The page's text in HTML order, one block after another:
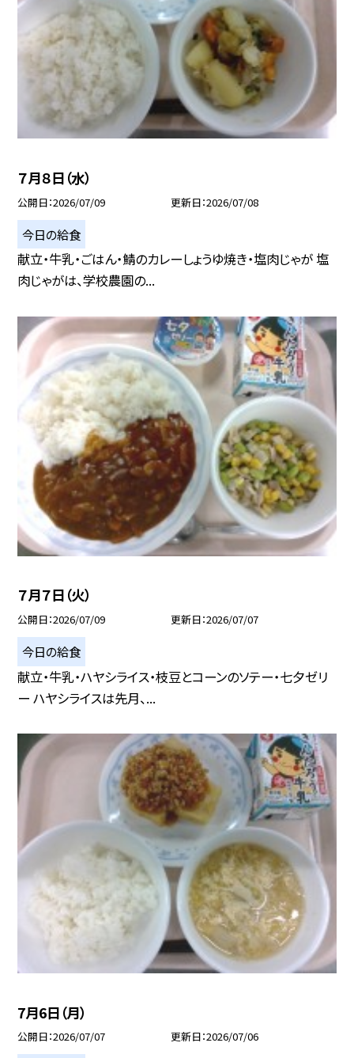
７月８日（水）
公開日 2026/07/09 更新日 2026/07/08
今日の給食
献立・牛乳・ごはん・鯖のカレーしょうゆ焼き・塩肉じゃが 塩
肉じゃがは、学校農園の...
７月７日（火）
公開日 2026/07/09 更新日 2026/07/07
今日の給食
献立・牛乳・ハヤシライス・枝豆とコーンのソテー・七夕ゼリ
ー ハヤシライスは先月、...
7月6日（月）
公開日 2026/07/07 更新日 2026/07/06